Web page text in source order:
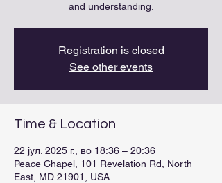
and understanding.
Registration is closed
See other events
Time & Location
22 јул. 2025 г., во 18:36 – 20:36
Peace Chapel, 101 Revelation Rd, North
East, MD 21901, USA